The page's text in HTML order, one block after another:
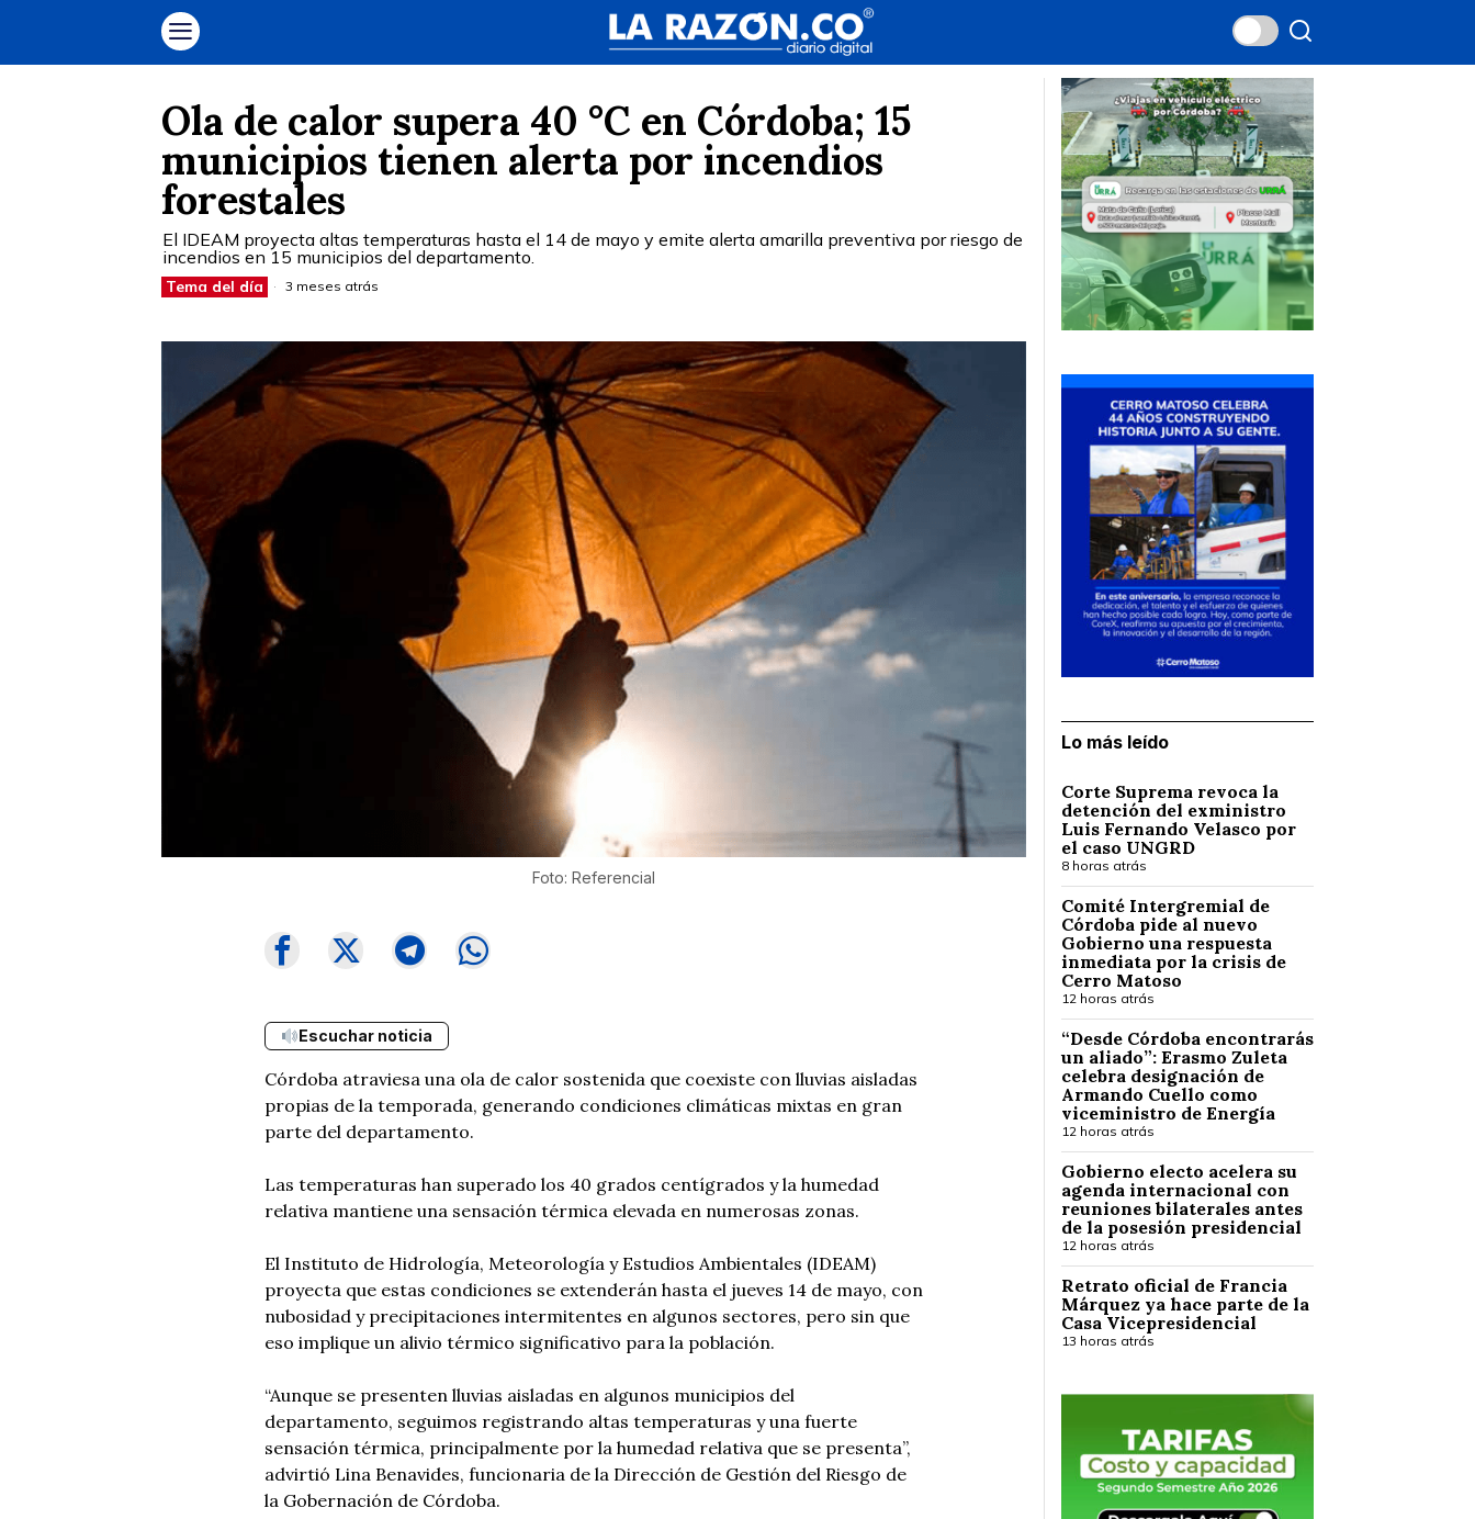
Ola de calor supera 40 °C en Córdoba; 15
municipios tienen alerta por incendios
forestales
El IDEAM proyecta altas temperaturas hasta el 14 de mayo y emite alerta amarilla preventiva por riesgo de
incendios en 15 municipios del departamento.
Tema del día 3 meses atrás
Foto: Referencial
Escuchar noticia
Córdoba atraviesa una ola de calor sostenida que coexiste con lluvias aisladas
propias de la temporada, generando condiciones climáticas mixtas en gran
parte del departamento.
Las temperaturas han superado los 40 grados centígrados y la humedad
relativa mantiene una sensación térmica elevada en numerosas zonas.
El Instituto de Hidrología, Meteorología y Estudios Ambientales (IDEAM)
proyecta que estas condiciones se extenderán hasta el jueves 14 de mayo, con
nubosidad y precipitaciones intermitentes en algunos sectores, pero sin que
eso implique un alivio térmico significativo para la población.
“Aunque se presenten lluvias aisladas en algunos municipios del
departamento, seguimos registrando altas temperaturas y una fuerte
sensación térmica, principalmente por la humedad relativa que se presenta”,
advirtió Lina Benavides, funcionaria de la Dirección de Gestión del Riesgo de
la Gobernación de Córdoba.
Lo más leído
Corte Suprema revoca la
detención del exministro
Luis Fernando Velasco por
el caso UNGRD
8 horas atrás
Comité Intergremial de
Córdoba pide al nuevo
Gobierno una respuesta
inmediata por la crisis de
Cerro Matoso
12 horas atrás
“Desde Córdoba encontrarás
un aliado”: Erasmo Zuleta
celebra designación de
Armando Cuello como
viceministro de Energía
12 horas atrás
Gobierno electo acelera su
agenda internacional con
reuniones bilaterales antes
de la posesión presidencial
12 horas atrás
Retrato oficial de Francia
Márquez ya hace parte de la
Casa Vicepresidencial
13 horas atrás